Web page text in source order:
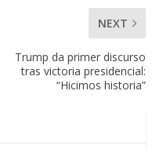
NEXT
Trump da primer discurso
tras victoria presidencial:
“Hicimos historia”